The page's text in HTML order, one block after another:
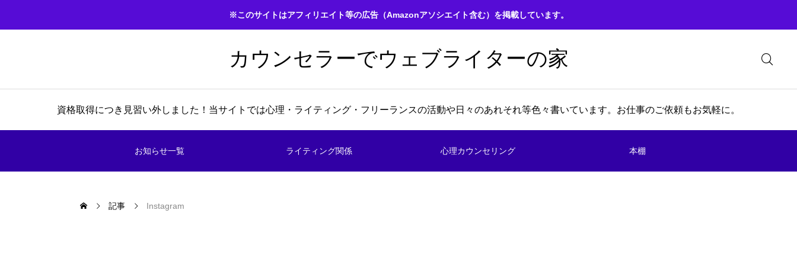
※このサイトはアフィリエイト等の広告（Amazonアソシエイト含む）を掲載しています。
カウンセラーでウェブライターの家
資格取得につき見習い外しました！当サイトでは心理・ライティング・フリーランスの活動や日々のあれそれ等色々書いています。お仕事のご依頼もお気軽に。
お知らせ一覧 ライティング関係 心理カウンセリング 本棚
記事 Instagram